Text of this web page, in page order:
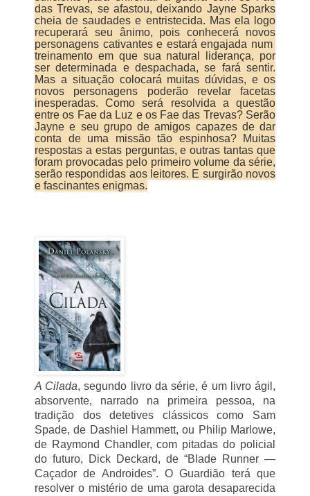
das Trevas, se afastou, deixando Jayne Sparks
cheia de saudades e entristecida. Mas ela logo
recuperará seu ânimo, pois conhecerá novos
personagens cativantes e estará engajada num
treinamento em que sua natural liderança, por
ser determinada e despachada, se fará sentir.
Mas a situação colocará muitas dúvidas, e os
novos personagens poderão revelar facetas
inesperadas. Como será resolvida a questão
entre os Fae da Luz e os Fae das Trevas? Serão
Jayne e seu grupo de amigos capazes de dar
conta de uma missão tão espinhosa? Muitas
respostas a estas perguntas, e outras tantas que
foram provocadas pelo primeiro volume da série,
serão respondidas aos leitores. E surgirão novos
e fascinantes enigmas.
A Cilada, segundo livro da série, é um livro ágil,
absorvente, narrado na primeira pessoa, na
tradição dos detetives clássicos como Sam
Spade, de Dashiel Hammett, ou Philip Marlowe,
de Raymond Chandler, com pitadas do policial
do futuro, Dick Deckard, de “Blade Runner —
Caçador de Androides”. O Guardião terá que
resolver o mistério de uma garota desaparecida